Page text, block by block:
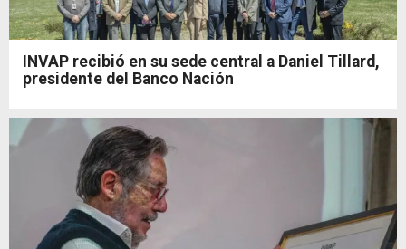
INVAP recibió en su sede central a Daniel Tillard,
presidente del Banco Nación